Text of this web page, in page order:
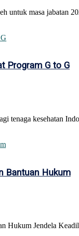
masa jabatan
Program G to G
tenaga kesehatan
Bantuan Hukum
Hukum Jendela